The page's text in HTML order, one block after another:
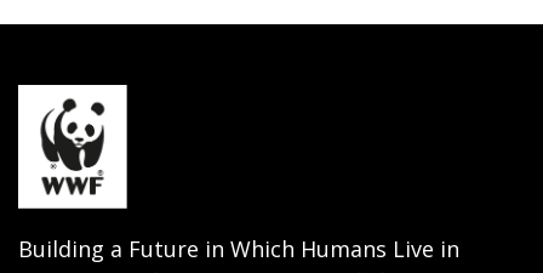
Building a Future in Which Humans Live in